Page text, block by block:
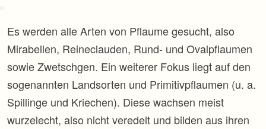
e
n
Es werden alle Arten von Pflaume gesucht, also
Mirabellen, Reineclauden, Rund- und Ovalpflaumen
sowie Zwetschgen. Ein weiterer Fokus liegt auf den
sogenannten Landsorten und Primitivpflaumen (u. a.
Spillinge und Kriechen). Diese wachsen meist
wurzelecht, also nicht veredelt und bilden aus ihren